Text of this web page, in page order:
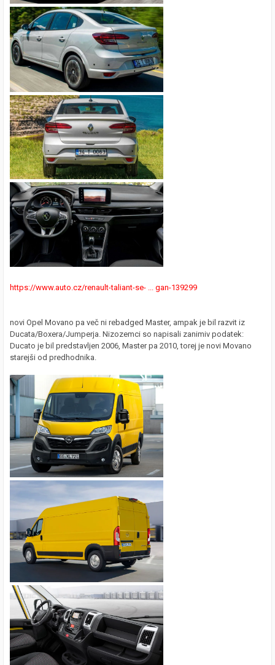
https://www.auto.cz/renault-taliant-se- ... gan-139299
novi Opel Movano pa več ni rebadged Master, ampak je bil razvit iz
Ducata/Boxera/Jumperja. Nizozemci so napisali zanimiv podatek:
Ducato je bil predstavljen 2006, Master pa 2010, torej je novi Movano
starejši od predhodnika.